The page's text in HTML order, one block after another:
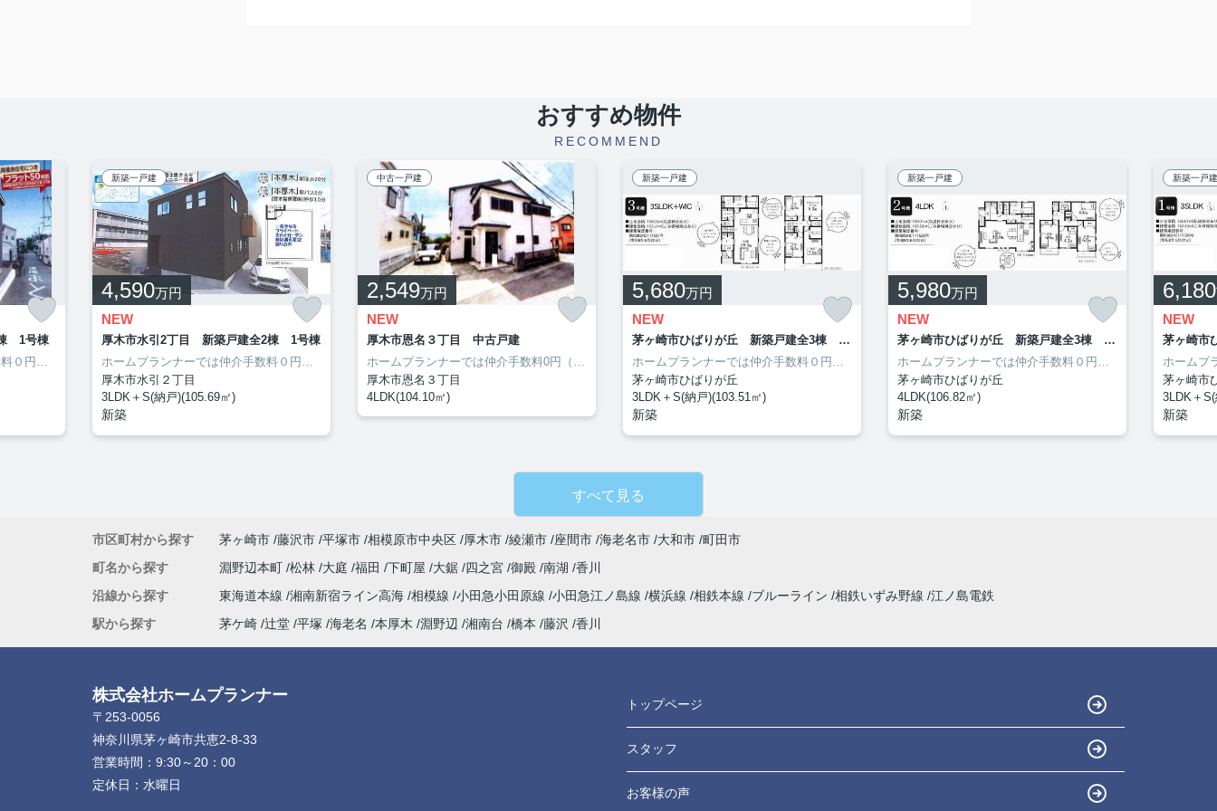
おすすめ物件
RECOMMEND
1号棟
ホームプランナーでは仲介手数料０円（無料）となり、諸経費約207万円軽減可能です。こだわりで選びたい方におすすめ。茅ヶ崎市エリアで住まいをお探しなら「茅ヶ崎市浜須賀 新築全1棟 1号棟」。ファミリー向けのポイント、茅ケ崎市立浜須賀小学校が徒歩8分のところにあります。ホームプランナーがご紹介している売買戸建ては、東海道本線茅ケ崎周辺にもございます。0120-971-570から、いつでもご連絡下さい。
新築一戸建
4,590万円
NEW
厚木市水引2丁目 新築戸建全2棟 1号棟
ホームプランナーでは仲介手数料０円（無料）となり、諸経費約181万円軽減可能です。新生活を失敗せず、スタートさせたいならこちらの「厚木市水引2丁目 新築戸建全2棟 1号棟」はいかがでしょうか。J厚木市立病院まで429mです。ホームプランナーは、厚木市にある小田急小田原線本厚木近郊の一戸建て情報を多彩にご案内しております。0120-971-570に、遠慮なくお問い合わせ下さい。
厚木市水引２丁目
3LDK＋S(納戸)(105.69㎡)
新築
中古一戸建
2,549万円
NEW
厚木市恩名３丁目 中古戸建
ホームプランナーでは仲介手数料0円（無料）となり、諸経費87万円軽減可能です。販売価格が3000万円以内に抑えられています。使い勝手の良い8帖以上の寝室でゆったり快眠生活を始めましょう。浴室が1坪以上あるので、ゆったりと体を休められます。システムキッチンは必要な物が組み込まれているため、すぐ調理できます。家族におすすめな4LDK。設備も充実しています。
厚木市恩名３丁目
4LDK(104.10㎡)
新築一戸建
5,680万円
NEW
茅ヶ崎市ひばりが丘 新築戸建全3棟 3号棟
ホームプランナーでは仲介手数料０円（無料）となり、諸経費約191万円軽減可能です。キッチンに窓があるのでいつでも空気の入れ替えができます。3口コンロが付いているので、同時にたくさん料理できるので毎日忙しい人におすすめです。新築戸建てはみんなの夢です。3SLDKの間取りです。こだわり条件としてニーズが高いのが、洗面化粧台です。近くにスーパーがあれば、すぐに買い物ができるので便利ですね。
茅ヶ崎市ひばりが丘
3LDK＋S(納戸)(103.51㎡)
新築
新築一戸建
5,980万円
NEW
茅ヶ崎市ひばりが丘 新築戸建全3棟 2号棟
ホームプランナーでは仲介手数料０円（無料）となり、諸経費約201万円軽減可能です。海が近く、いつでも海岸沿いを散歩できます。こちらの物件は南向きです。カウンターキッチンとなっているので、リビングの様子がひと目でわかります。茅ヶ崎市で素敵な住まいを探すなら、ホームプランナーにお尋ねください。0120-971-570から、売買戸建てに関するご質問を承っております。
茅ヶ崎市ひばりが丘
4LDK(106.82㎡)
新築
新築一戸建
6,180
NEW
茅ヶ崎市
3LDK＋
新築
すべて見る
市区町村から探す 茅ヶ崎市 藤沢市 平塚市 相模原市中央区 厚木市 綾瀬市 座間市 海老名市 大和市 町田市
町名から探す
淵野辺本町 松林 大庭 福田 下町屋 大鋸 四之宮 御殿 南湖 香川
沿線から探す
東海道本線 湘南新宿ライン高海 相模線 小田急小田原線 小田急江ノ島線 横浜線 相鉄本線 ブルーライン 相鉄いずみ野線 江ノ島電鉄
駅から探す
茅ケ崎 辻堂 平塚 海老名 本厚木 淵野辺 湘南台 橋本 藤沢 香川
株式会社ホームプランナー
〒253-0056
神奈川県茅ヶ崎市共恵2-8-33
営業時間： 9:30～20：00
定休日： 水曜日
トップページ
スタッフ
お客様の声